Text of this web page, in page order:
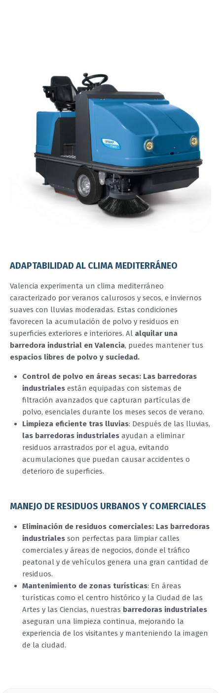
ADAPTABILIDAD AL CLIMA MEDITERRÁNEO
Valencia experimenta un clima mediterráneo
caracterizado por veranos calurosos y secos, e inviernos
suaves con lluvias moderadas. Estas condiciones
favorecen la acumulación de polvo y residuos en
superficies exteriores e interiores. Al alquilar una
barredora industrial en Valencia, puedes mantener tus
espacios libres de polvo y suciedad.
Control de polvo en áreas secas: Las barredoras
industriales están equipadas con sistemas de
filtración avanzados que capturan partículas de
polvo, esenciales durante los meses secos de verano.
Limpieza eficiente tras lluvias: Después de las lluvias,
las barredoras industriales ayudan a eliminar
residuos arrastrados por el agua, evitando
acumulaciones que puedan causar accidentes o
deterioro de superficies.
MANEJO DE RESIDUOS URBANOS Y COMERCIALES
Eliminación de residuos comerciales: Las barredoras
industriales son perfectas para limpiar calles
comerciales y áreas de negocios, donde el tráfico
peatonal y de vehículos genera una gran cantidad de
residuos.
Mantenimiento de zonas turísticas: En áreas
turísticas como el centro histórico y la Ciudad de las
Artes y las Ciencias, nuestras barredoras industriales
aseguran una limpieza continua, mejorando la
experiencia de los visitantes y manteniendo la imagen
de la ciudad.